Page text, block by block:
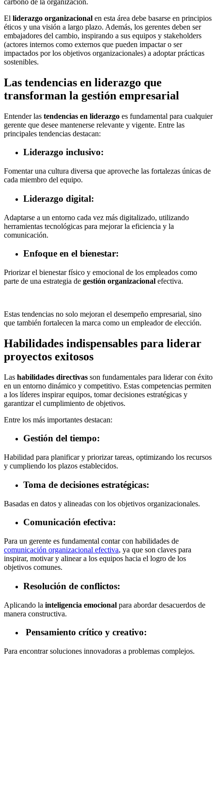
El liderazgo organizacional en esta área debe basarse en principios
éticos y una visión a largo plazo. Además, los gerentes deben ser
embajadores del cambio, inspirando a sus equipos y stakeholders
(actores internos como externos que pueden impactar o ser
impactados por los objetivos organizacionales) a adoptar prácticas
sostenibles.
Las tendencias en liderazgo que
transforman la gestión empresarial
Entender las tendencias en liderazgo es fundamental para cualquier
gerente que desee mantenerse relevante y vigente. Entre las
principales tendencias destacan:
Liderazgo inclusivo:
Fomentar una cultura diversa que aproveche las fortalezas únicas de
cada miembro del equipo.
Liderazgo digital:
Adaptarse a un entorno cada vez más digitalizado, utilizando
herramientas tecnológicas para mejorar la eficiencia y la
comunicación.
Enfoque en el bienestar:
Priorizar el bienestar físico y emocional de los empleados como
parte de una estrategia de gestión organizacional efectiva.
Estas tendencias no solo mejoran el desempeño empresarial, sino
que también fortalecen la marca como un empleador de elección.
Habilidades indispensables para liderar
proyectos exitosos
Las habilidades directivas son fundamentales para liderar con éxito
en un entorno dinámico y competitivo. Estas competencias permiten
a los líderes inspirar equipos, tomar decisiones estratégicas y
garantizar el cumplimiento de objetivos.
Entre los más importantes destacan:
Gestión del tiempo:
Habilidad para planificar y priorizar tareas, optimizando los recursos
y cumpliendo los plazos establecidos.
Toma de decisiones estratégicas:
Basadas en datos y alineadas con los objetivos organizacionales.
Comunicación efectiva:
Para un gerente es fundamental contar con habilidades de
comunicación organizacional efectiva, ya que son claves para
inspirar, motivar y alinear a los equipos hacia el logro de los
objetivos comunes.
Resolución de conflictos:
Aplicando la inteligencia emocional para abordar desacuerdos de
manera constructiva.
Pensamiento crítico y creativo:
Para encontrar soluciones innovadoras a problemas complejos.